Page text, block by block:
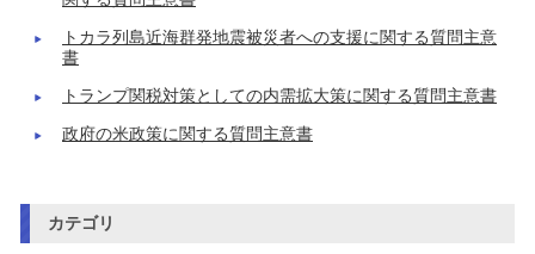
トカラ列島近海群発地震被災者への支援に関する質問主意
書
トランプ関税対策としての内需拡大策に関する質問主意書
政府の米政策に関する質問主意書
カテゴリ